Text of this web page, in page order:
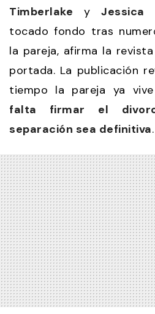
Timberlake yJessica
tocado fondo tras
la pareja, afirma la revista
portada. La publicación
tiempo la pareja ya vive
falta firmar el
separación sea definitiva.